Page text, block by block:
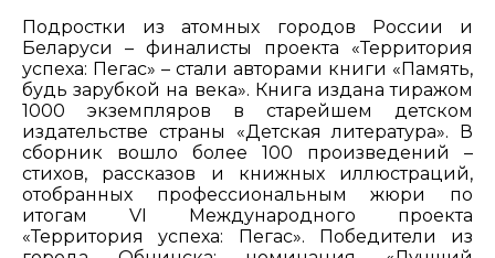
Подростки из атомных городов России и
Беларуси – финалисты проекта «Территория
успеха: Пегас» – стали авторами книги «Память,
будь зарубкой на века». Книга издана тиражом
1000 экземпляров в старейшем детском
издательстве страны «Детская литература». В
сборник вошло более 100 произведений –
стихов, рассказов и книжных иллюстраций,
отобранных профессиональным жюри по
итогам VI Международного проекта
«Территория успеха: Пегас». Победители из